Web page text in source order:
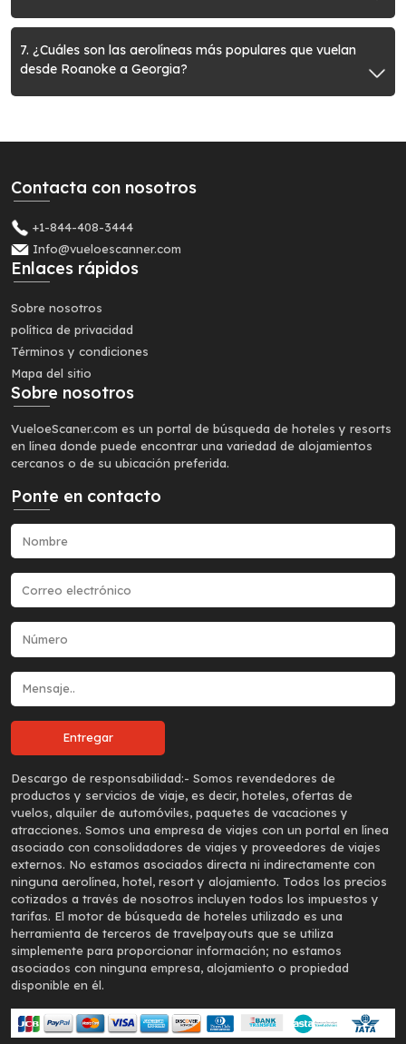
7. ¿Cuáles son las aerolíneas más populares que vuelan
desde Roanoke a Georgia?
Contacta con nosotros
+1-844-408-3444
Info@vueloescanner.com
Enlaces rápidos
Sobre nosotros
política de privacidad
Términos y condiciones
Mapa del sitio
Sobre nosotros
VueloeScaner.com es un portal de búsqueda de hoteles y resorts
en línea donde puede encontrar una variedad de alojamientos
cercanos o de su ubicación preferida.
Ponte en contacto
Descargo de responsabilidad:- Somos revendedores de
productos y servicios de viaje, es decir, hoteles, ofertas de
vuelos, alquiler de automóviles, paquetes de vacaciones y
atracciones. Somos una empresa de viajes con un portal en línea
asociado con consolidadores de viajes y proveedores de viajes
externos. No estamos asociados directa ni indirectamente con
ninguna aerolínea, hotel, resort y alojamiento. Todos los precios
cotizados a través de nosotros incluyen todos los impuestos y
tarifas. El motor de búsqueda de hoteles utilizado es una
herramienta de terceros de travelpayouts que se utiliza
simplemente para proporcionar información; no estamos
asociados con ninguna empresa, alojamiento o propiedad
disponible en él.